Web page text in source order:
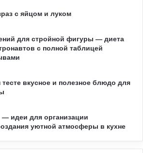
с яйцом и луком
для стройной фигуры — диета
с полной таблицей
вкусное и полезное блюдо для
— идеи для организации
уютной атмосферы в кухне